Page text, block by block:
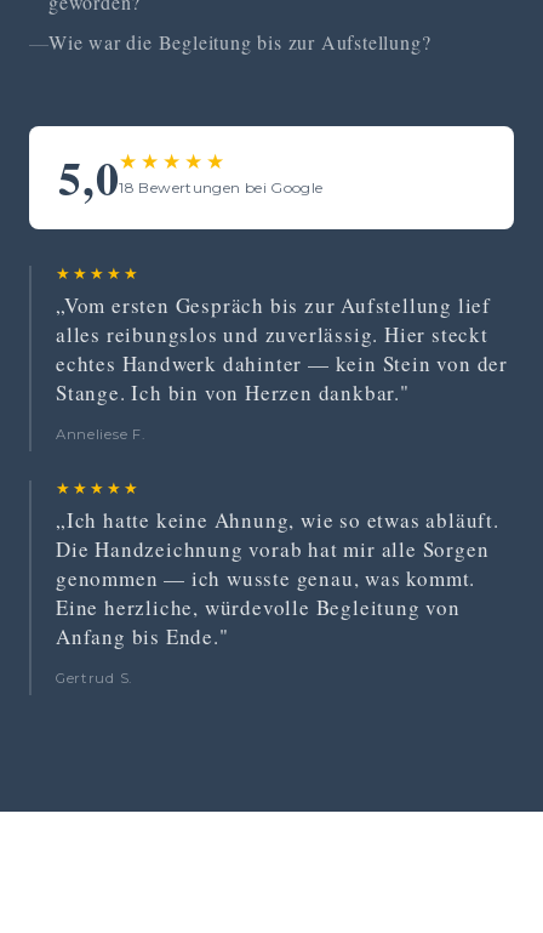
Wie war die Begleitung bis zur Aufstellung?
5,0★★★★★
18 Bewertungen bei Google
★★★★★
„Vom ersten Gespräch bis zur Aufstellung lief
alles reibungslos und zuverlässig. Hier steckt
echtes Handwerk dahinter — kein Stein von der
Stange. Ich bin von Herzen dankbar."
Anneliese F.
★★★★★
„Ich hatte keine Ahnung, wie so etwas abläuft.
Die Handzeichnung vorab hat mir alle Sorgen
genommen — ich wusste genau, was kommt.
Eine herzliche, würdevolle Begleitung von
Anfang bis Ende."
Gertrud S.